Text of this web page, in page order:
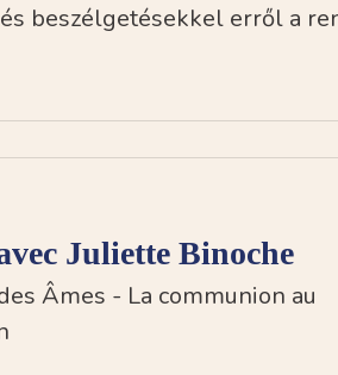
beszélgetésekkel erről a
Juliette Binoche
Âmes - La communion au